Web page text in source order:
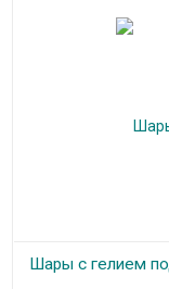
Шары с гелием